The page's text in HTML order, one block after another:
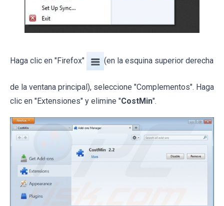
Haga clic en "Firefox" (en la esquina superior derecha
de la ventana principal), seleccione "Complementos". Haga
clic en "Extensiones" y elimine "CostMin".